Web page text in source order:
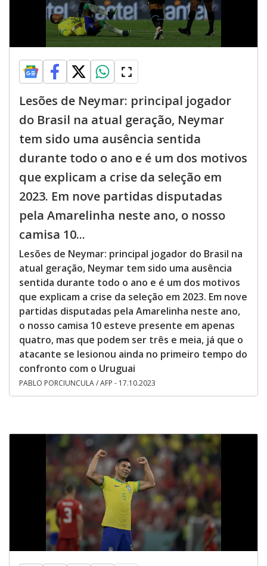
Lesões de Neymar: principal jogador
do Brasil na atual geração, Neymar
tem sido uma ausência sentida
durante todo o ano e é um dos motivos
que explicam a crise da seleção em
2023. Em nove partidas disputadas
pela Amarelinha neste ano, o nosso
camisa 10...
Lesões de Neymar: principal jogador do Brasil na
atual geração, Neymar tem sido uma ausência
sentida durante todo o ano e é um dos motivos
que explicam a crise da seleção em 2023. Em nove
partidas disputadas pela Amarelinha neste ano,
o nosso camisa 10 esteve presente em apenas
quatro, mas que podem ser três e meia, já que o
atacante se lesionou ainda no primeiro tempo do
confronto com o Uruguai
PABLO PORCIUNCULA / AFP - 17.10.2023